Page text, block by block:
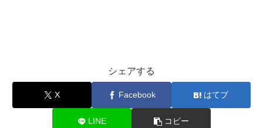
シェアする
X Facebook はてブ
LINE コピー